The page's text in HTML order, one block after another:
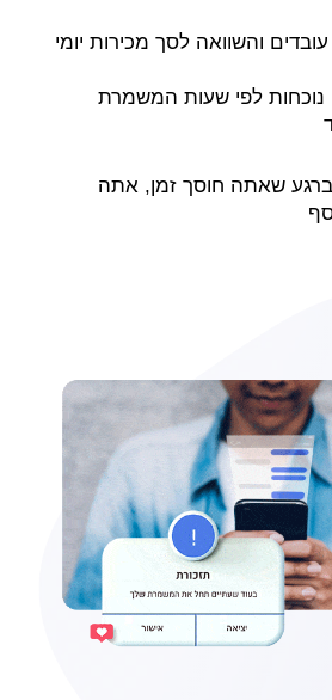
והשוואה לסך מכירות יומי
נוכחות לפי שעות המשמרת
ברגע שאתה חוסך זמן, אתה